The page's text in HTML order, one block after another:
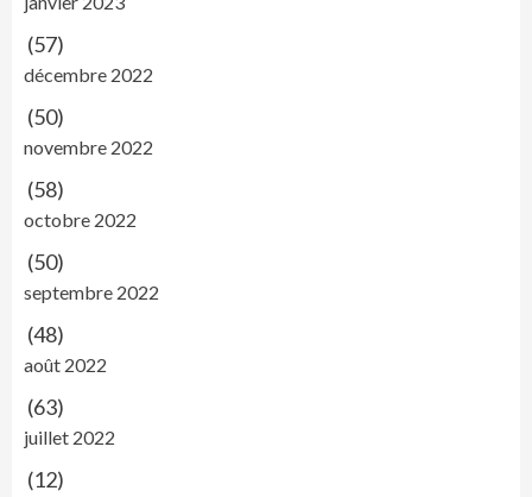
(57)
décembre 2022
(50)
novembre 2022
(58)
octobre 2022
(50)
septembre 2022
(48)
août 2022
(63)
juillet 2022
(12)